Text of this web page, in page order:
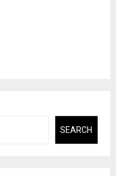
SEARCH